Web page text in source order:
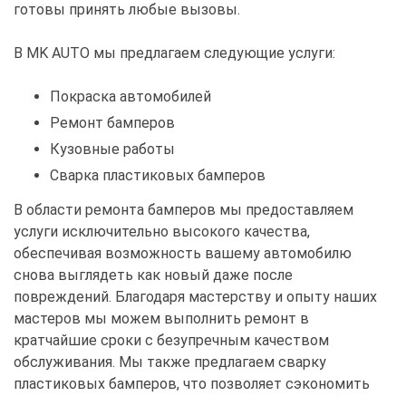
готовы принять любые вызовы.
В MK AUTO мы предлагаем следующие услуги:
Покраска автомобилей
Ремонт бамперов
Кузовные работы
Сварка пластиковых бамперов
В области ремонта бамперов мы предоставляем
услуги исключительно высокого качества,
обеспечивая возможность вашему автомобилю
снова выглядеть как новый даже после
повреждений. Благодаря мастерству и опыту наших
мастеров мы можем выполнить ремонт в
кратчайшие сроки с безупречным качеством
обслуживания. Мы также предлагаем сварку
пластиковых бамперов, что позволяет сэкономить